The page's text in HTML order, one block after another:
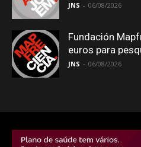
JNS - 06/08/2026
Fundación
euros para
JNS - 06/08/2026